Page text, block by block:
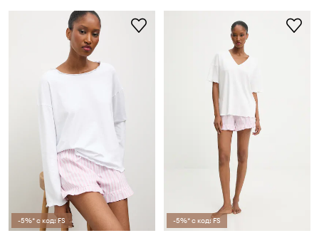
-5%* с код: FS -5%* с код: FS